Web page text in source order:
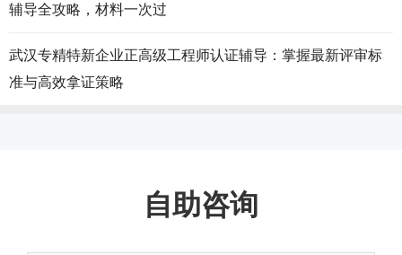
辅导全攻略，材料一次过
武汉专精特新企业正高级工程师认证辅导：掌握最新评审标
准与高效拿证策略
自助咨询